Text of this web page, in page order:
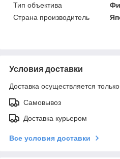
Тип объектива
Страна производитель
Условия доставки
Доставка осуществляется
Самовывоз
Доставка курьером
Все условия доставки